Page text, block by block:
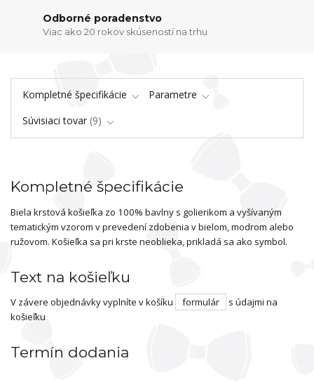
Odborné poradenstvo
Viac ako 20 rokov skúseností na trhu
Kompletné špecifikácie
Parametre
Súvisiaci tovar 9
Kompletné špecifikácie
Biela krstová košieľka zo 100% bavlny s golierikom a vyšívaným
tematickým vzorom v prevedení zdobenia v bielom, modrom alebo
ružovom. Košieľka sa pri krste neoblieka, prikladá sa ako symbol.
Text na košieľku
V závere objednávky vyplníte v košíku formulár
s údajmi na
košieľku
Termín dodania